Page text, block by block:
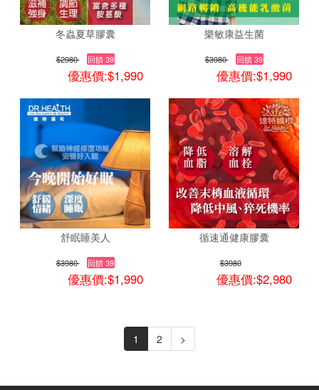
冬蟲夏草膠囊
$2980 回饋 39
優惠價:$1,990
樂敏康益生菌
$3980 回饋 39
優惠價:$1,990
舒眠睡美人
$3980 回饋 39
優惠價:$1,990
循速通健康膠囊
$3980
優惠價:$2,980
1 2 >